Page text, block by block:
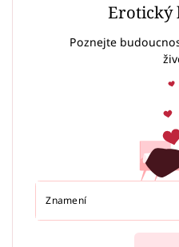
Erotický
Poznejte